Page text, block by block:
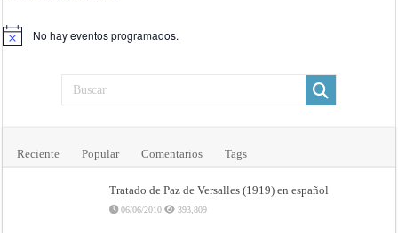
Aviso No hay eventos programados.
Reciente Popular Comentarios Tags
Tratado de Paz de Versalles (1919) en español
06/06/2010 393,809